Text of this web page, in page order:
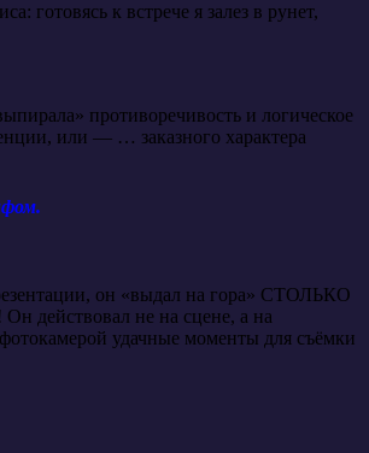
готовясь к встрече я залез в рунет,
противоречивость и логическое
или — … заказного характера
он «выдал на гора» СТОЛЬКО
действовал не на сцене, а на
удачные моменты для съёмки